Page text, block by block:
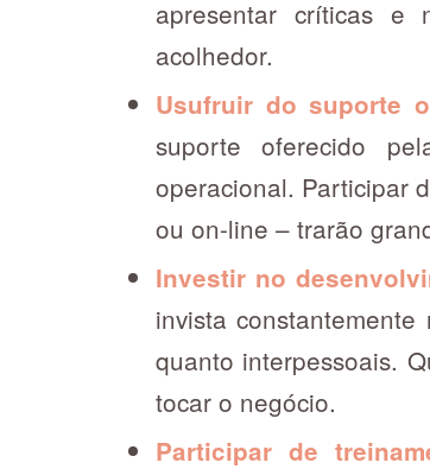
apresentar críticas e
acolhedor.
Usufruir do suporte
suporte oferecido
operacional. Participar
ou on-line – trarão
Investir no
invista
quanto interpessoais.
tocar o negócio.
Participar de